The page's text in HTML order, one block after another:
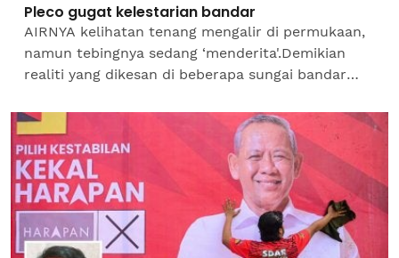
Pleco gugat kelestarian bandar
AIRNYA kelihatan tenang mengalir di permukaan,
namun tebingnya sedang ‘menderita'.Demikian
realiti yang dikesan di beberapa sungai bandar